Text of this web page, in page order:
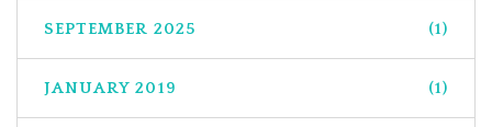
SEPTEMBER 2025 (1)
JANUARY 2019 (1)